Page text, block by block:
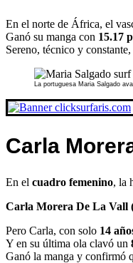
En el norte de África, el
Ganó su manga con 15.17
Sereno, técnico y
La portuguesa Maria Salgado
Carla
En el cuadro femenino, la
Carla Morera De La Vall
Pero Carla, con solo 14
Y en su última ola clavó un
Ganó la manga y confirmó